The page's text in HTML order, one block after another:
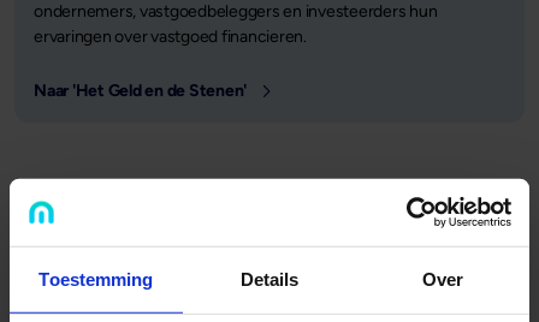
Toestemming Details Over
ondernemers, vastgoedbeleggers en investeerders hun
ervaringen over vastgoed financieren.
Naar 'Het Geld en de Stenen'
Deel dit artikel:
Deel op LinkedIn
Deel via Whatsapp
Deel via email